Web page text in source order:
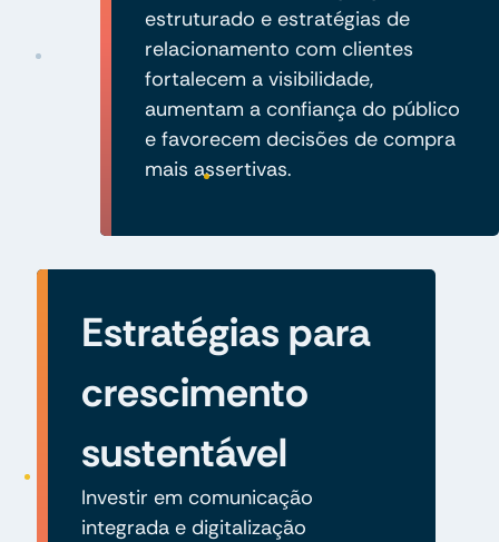
estruturado e estratégias de
relacionamento com clientes
fortalecem a visibilidade,
aumentam a confiança do público
e favorecem decisões de compra
mais assertivas.
Estratégias para
crescimento
sustentável
Investir em comunicação
integrada e digitalização